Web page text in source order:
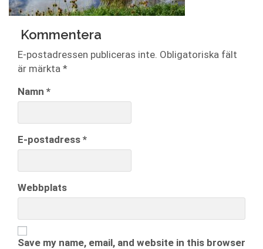
Kommentera
E-postadressen publiceras inte. Obligatoriska fält
är märkta *
Namn *
E-postadress *
Webbplats
Save my name, email, and website in this browser